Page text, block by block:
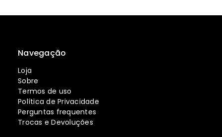
Navegação
Loja
Sobre
Termos de uso
Política de Privacidade
Perguntas frequentes
Trocas e Devoluções